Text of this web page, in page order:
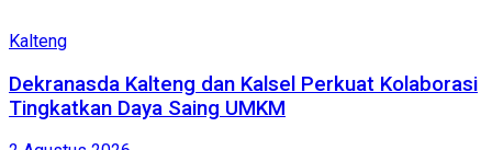
Kalteng
Dekranasda Kalteng dan Kalsel Perkuat Kolaborasi
Tingkatkan Daya Saing UMKM